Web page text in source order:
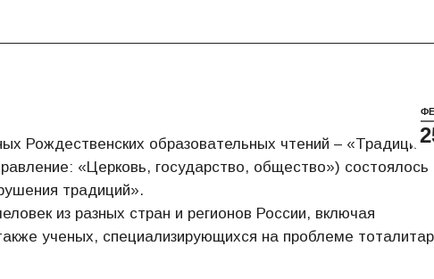
Рождественских образовательных чтений – «Традиции
«Церковь, государство, общество») состоялось
традиций».
из разных стран и регионов России, включая
ученых, специализирующихся на проблеме